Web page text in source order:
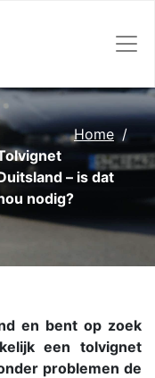
Home
– is dat
nodig?
en bent op zoek
een tolvignet
problemen de